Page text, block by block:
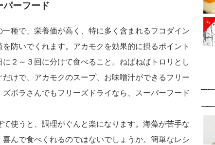
パーフード
種で、栄養価が高く、特に多く含まれるフコダイン
防いでくれます。アカモクを効果的に摂るポイント
２～３回に分けて食べること。ねばねばトロリとし
けで、アカモクのスープ、お味噌汁ができるフリー
ボラさんでもフリーズドライなら、スーパーフード
使うと、調理がぐんと楽になります。海藻が苦手な
んで食べくれるのではないでしょうか。簡単なレシ
5